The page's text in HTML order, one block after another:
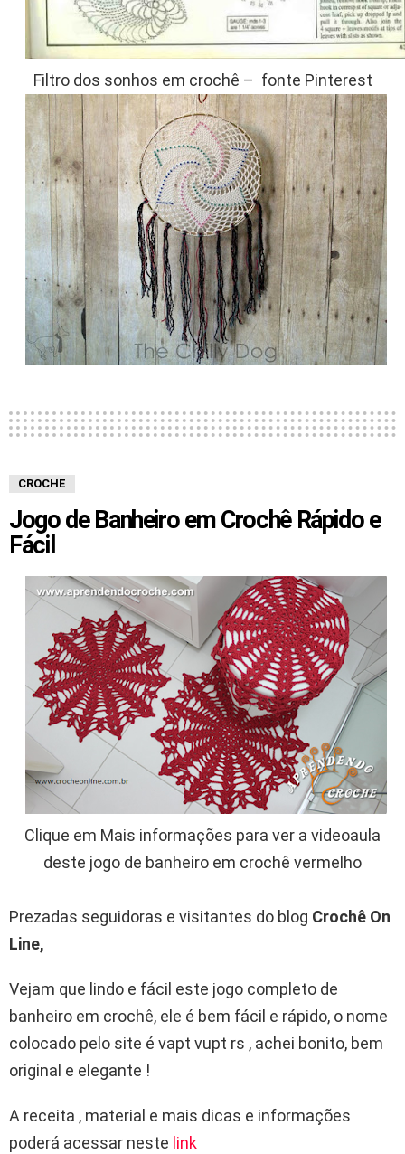
Filtro dos sonhos em crochê – fonte Pinterest
CROCHE
Jogo de Banheiro em Crochê Rápido e
Fácil
Clique em Mais informações para ver a videoaula
deste jogo de banheiro em crochê vermelho
Prezadas seguidoras e visitantes do blog Crochê On
Line,
Vejam que lindo e fácil este jogo completo de
banheiro em crochê, ele é bem fácil e rápido, o nome
colocado pelo site é vapt vupt rs , achei bonito, bem
original e elegante !
A receita , material e mais dicas e informações
poderá acessar neste link